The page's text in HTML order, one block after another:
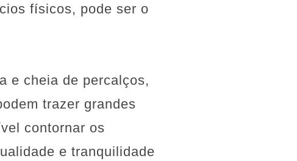
físicos, pode ser o
e cheia de percalços,
trazer grandes
contornar os
e tranquilidade